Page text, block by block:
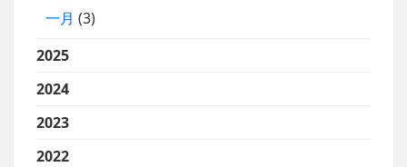
一月 (3)
2025
2024
2023
2022